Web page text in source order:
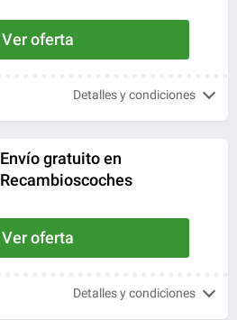
Ver oferta
Detalles y condiciones
Envío gratuito en
Recambioscoches
Ver oferta
Detalles y condiciones